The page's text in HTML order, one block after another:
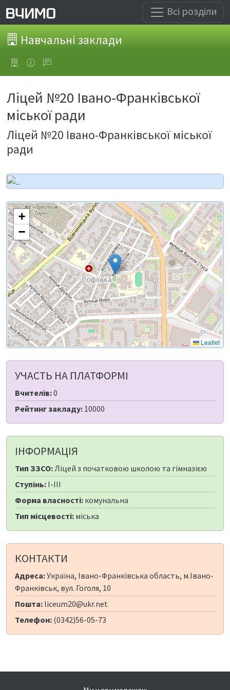
Всі розділи
Навчальні заклади
Ліцей №20 Івано-Франківської
міської ради
Ліцей №20 Івано-Франківської міської
ради
+
−
Leaflet
УЧАСТЬ НА ПЛАТФОРМІ
Вчителів:0
Рейтинг закладу: 10000
ІНФОРМАЦІЯ
Тип ЗЗСО:Ліцей з початковою школою та гімназією
Ступінь: I-III
Форма власності: комунальна
Тип місцевості: міська
КОНТАКТИ
Адреса:Україна, Івано-Франківська область, м.Івано-
Франківськ, вул. Гоголя, 10
Пошта: liceum20@ukr.net
Телефон: (0342)56-05-73